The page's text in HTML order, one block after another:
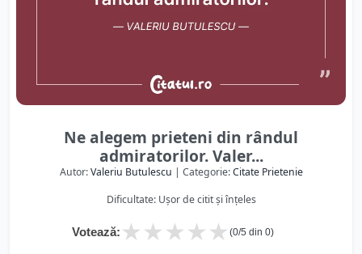
Ne alegem prieteni din rândul
admiratorilor. Valer...
Autor:Valeriu Butulescu | Categorie:Citate Prietenie
Dificultate: Ușor de citit și înțeles
Votează: ★
★
★
★
★ (0/5 din 0)